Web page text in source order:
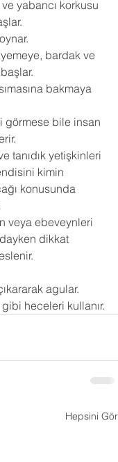
ve yabancı korkusu
bardak ve
bakmaya
görmese bile insan
tanıdık yetişkinleri
kimin
konusunda
veya ebeveynleri
dikkat
agular.
gibi heceleri kullanır.
Hepsini Gör